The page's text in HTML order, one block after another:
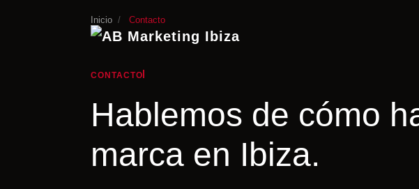
Inicio / Contacto
CONTACTO
Hablemos de cómo
marca en Ibiza.